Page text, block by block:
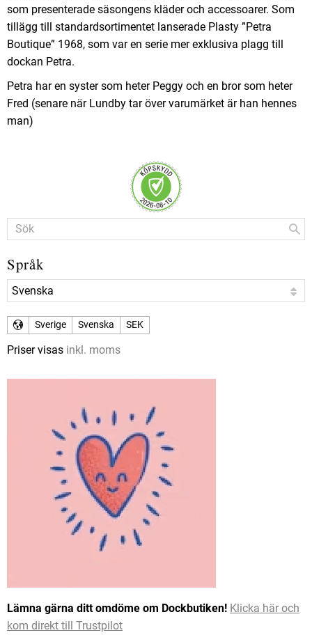
som presenterade säsongens kläder och accessoarer. Som
tillägg till standardsortimentet lanserade Plasty ”Petra
Boutique” 1968, som var en serie mer exklusiva plagg till
dockan Petra.
Petra har en syster som heter Peggy och en bror som heter
Fred (senare när Lundby tar över varumärket är han hennes
man)
Språk
Sverige Svenska SEK
Priser visas inkl. moms
Lämna gärna ditt omdöme om Dockbutiken! Klicka här och
kom direkt till Trustpilot